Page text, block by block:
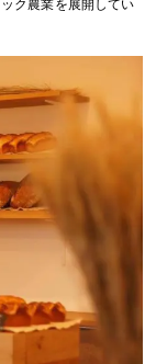
ク農業を展開してい